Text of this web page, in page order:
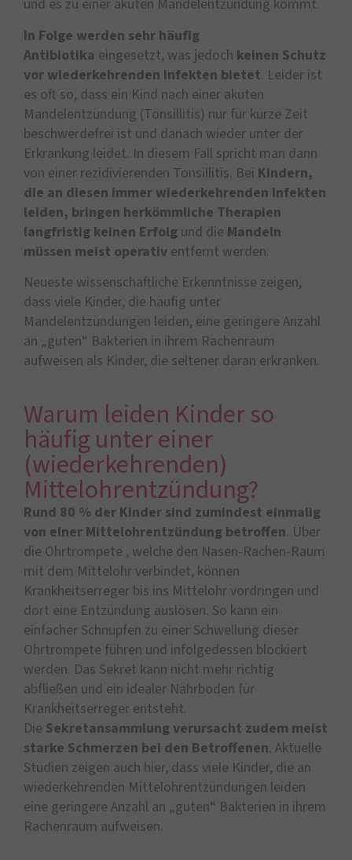
und es zu einer akuten Mandelentzündung kommt.
In Folge werden sehr häufig
Antibiotika eingesetzt, was jedoch keinen Schutz
vor wiederkehrenden Infekten bietet. Leider ist
es oft so, dass ein Kind nach einer akuten
Mandelentzündung (Tonsillitis) nur für kurze Zeit
beschwerdefrei ist und danach wieder unter der
Erkrankung leidet. In diesem Fall spricht man dann
von einer rezidivierenden Tonsillitis. Bei Kindern,
die an diesen immer wiederkehrenden Infekten
leiden, bringen herkömmliche Therapien
langfristig keinen Erfolg und die Mandeln
müssen meist operativ entfernt werden.
Neueste wissenschaftliche Erkenntnisse zeigen,
dass viele Kinder, die häufig unter
Mandelentzündungen leiden, eine geringere Anzahl
an „guten“ Bakterien in ihrem Rachenraum
aufweisen als Kinder, die seltener daran erkranken.
Warum leiden Kinder so
häufig unter einer
(wiederkehrenden)
Mittelohrentzündung?
Rund 80 % der Kinder sind zumindest einmalig
von einer Mittelohrentzündung betroffen. Über
die Ohrtrompete , welche den Nasen-Rachen-Raum
mit dem Mittelohr verbindet, können
Krankheitserreger bis ins Mittelohr vordringen und
dort eine Entzündung auslösen. So kann ein
einfacher Schnupfen zu einer Schwellung dieser
Ohrtrompete führen und infolgedessen blockiert
werden. Das Sekret kann nicht mehr richtig
abfließen und ein idealer Nährboden für
Krankheitserreger entsteht.
Die Sekretansammlung verursacht zudem meist
starke Schmerzen bei den Betroffenen. Aktuelle
Studien zeigen auch hier, dass viele Kinder, die an
wiederkehrenden Mittelohrentzündungen leiden
eine geringere Anzahl an „guten“ Bakterien in ihrem
Rachenraum aufweisen.